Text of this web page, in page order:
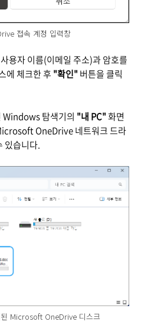
접속 계정 입력창
용자 이름(이메일 주소)과 암호를
에 체크한 후 "확인" 버튼을 클릭
Windows 탐색기의 "내 PC"화면
OneDrive 네트워크 드라
있습니다.
Microsoft OneDrive 디스크